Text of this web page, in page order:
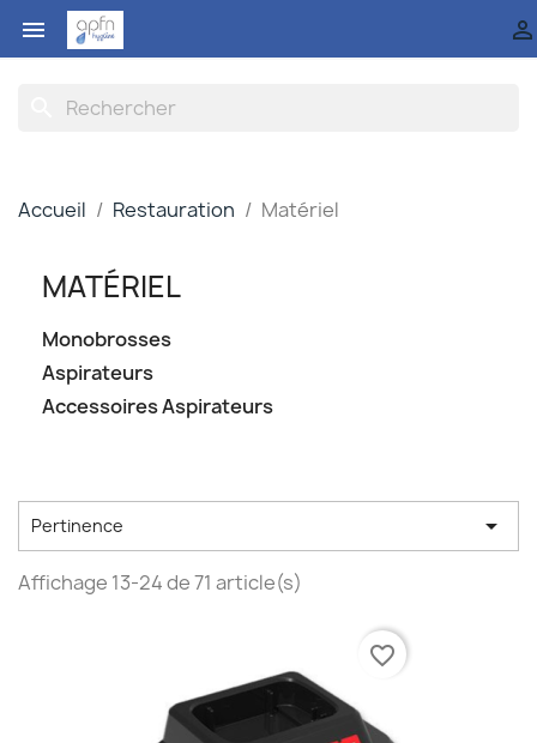
 
Accueil Restauration Matériel
MATÉRIEL
Monobrosses
Aspirateurs
Accessoires Aspirateurs
Pertinence 
Affichage 13-24 de 71 article(s)
favorite_border